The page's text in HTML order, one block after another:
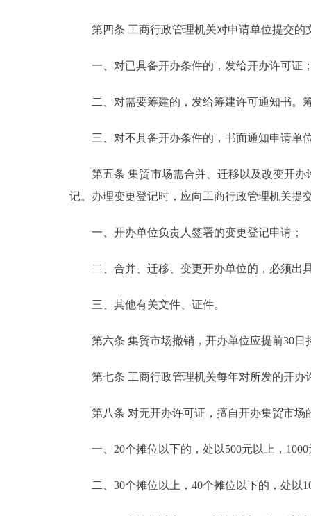
第四条 工商行政管理机关对申请单位提交的
一、对已具备开办条件的，发给开办许可证
二、对需要筹建的，发给筹建许可通知书。
三、对不具备开办条件的，书面通知申请单
第五条 集贸市场需合并、迁移以及改变开办
记。办理变更登记时，应向工商行政管理机关提
一、开办单位负责人签署的变更登记申请；
二、合并、迁移、变更开办单位的，必须出
三、其他有关文件、证件。
第六条 集贸市场撤销，开办单位应提前30日
第七条 工商行政管理机关每年对所发的开办
第八条 对无开办许可证，擅自开办集贸市场
一、20个摊位以下的，处以500元以上，1000
二、30个摊位以上，40个摊位以下的，处以